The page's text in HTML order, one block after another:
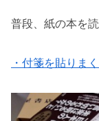
普段、紙の本を
・付箋を貼りま